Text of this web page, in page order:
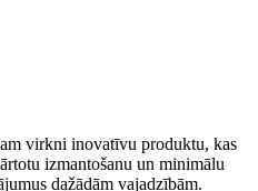
virkni inovatīvu produktu, kas
izmantošanu un minimālu
dažādām vajadzībām.